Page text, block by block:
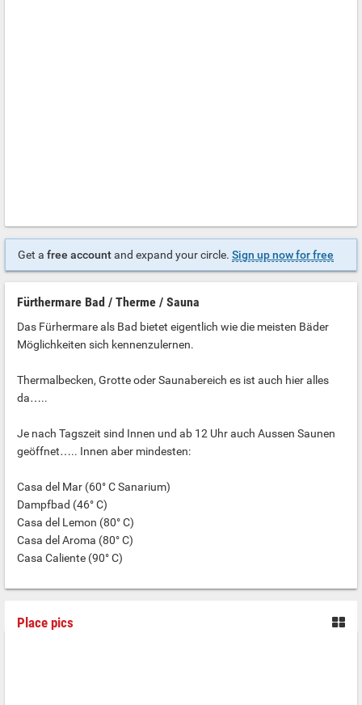
Get a free accountand expand your circle. Sign up now for free
Fürthermare Bad / Therme / Sauna
Das Fürhermare als Bad bietet eigentlich wie die meisten Bäder
Möglichkeiten sich kennenzulernen.
Thermalbecken, Grotte oder Saunabereich es ist auch hier alles
da…..
Je nach Tagszeit sind Innen und ab 12 Uhr auch Aussen Saunen
geöffnet….. Innen aber mindesten:
Casa del Mar (60° C Sanarium)
Dampfbad (46° C)
Casa del Lemon (80° C)
Casa del Aroma (80° C)
Casa Caliente (90° C)
Place pics